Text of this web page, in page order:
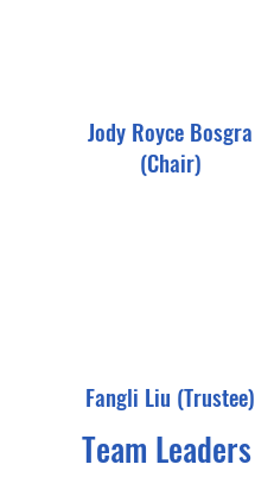
Jody Royce Bosgra
(Chair)
Fangli Liu (Trustee)
Team Leaders